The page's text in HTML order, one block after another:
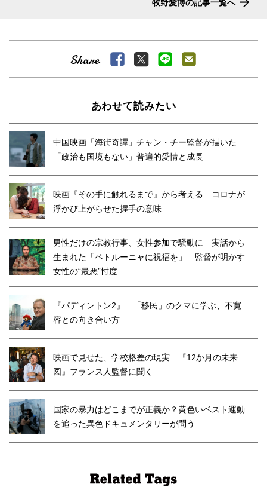
牧野愛博の記事一覧へ
あわせて読みたい
中国映画「海街奇譚」チャン・チー監督が描いた
「政治も国境もない」普遍的愛情と成長
映画『その手に触れるまで』から考える コロナが
浮かび上がらせた握手の意味
男性だけの宗教行事、女性参加で騒動に 実話から
生まれた「ペトルーニャに祝福を」 監督が明かす
女性の“最悪”忖度
『パディントン2』 「移民」のクマに学ぶ、不寛
容との向き合い方
映画で見せた、学校格差の現実 『12か月の未来
図』フランス人監督に聞く
国家の暴力はどこまでが正義か？黄色いベスト運動
を追った異色ドキュメンタリーが問う